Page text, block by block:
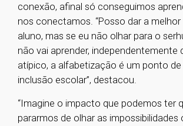
conexão, afinal só conseguimos
nos conectamos. “Posso dar a
aluno, mas se eu não olhar para o ser
não vai aprender, independentemente
atípico, a alfabetização é um ponto
inclusão escolar”, destacou.
“Imagine o impacto que podemos ter
pararmos de olhar as impossibilidades